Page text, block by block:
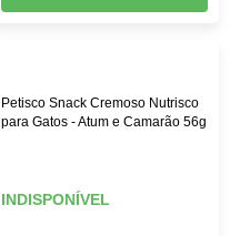
Petisco Snack Cremoso Nutrisco
para Gatos - Atum e Camarão 56g
INDISPONÍVEL